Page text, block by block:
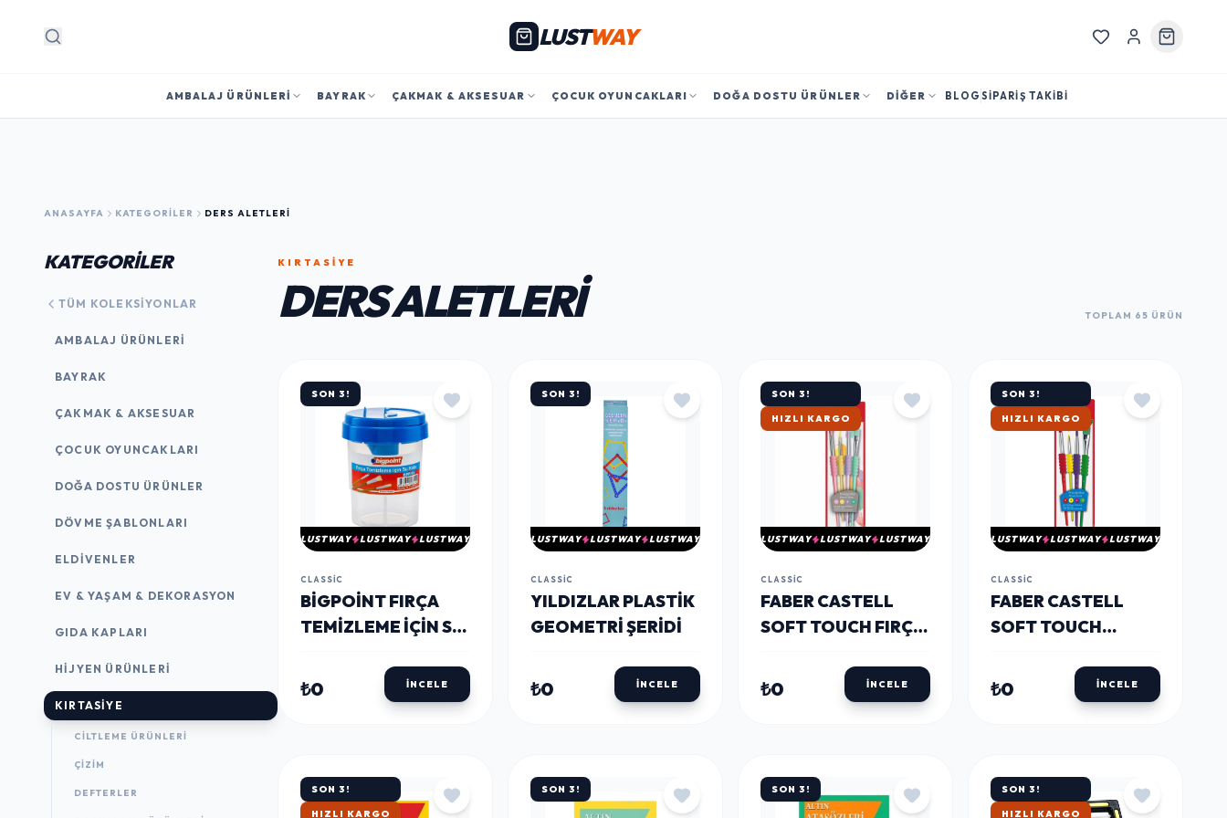
Arama LUSTWAY
AMBALAJ ÜRÜNLERI BAYRAK ÇAKMAK & AKSESUAR ÇOCUK OYUNCAKLARI DOĞA DOSTU ÜRÜNLER DİĞER BLOG SİPARİŞ TAKİBİ
ANASAYFA KATEGORILER DERS ALETLERI
KATEGORİLER
TÜM KOLEKSIYONLAR
AMBALAJ ÜRÜNLERI
BAYRAK
ÇAKMAK & AKSESUAR
ÇOCUK OYUNCAKLARI
DOĞA DOSTU ÜRÜNLER
DÖVME ŞABLONLARI
ELDIVENLER
EV & YAŞAM & DEKORASYON
GIDA KAPLARI
HIJYEN ÜRÜNLERI
KIRTASİYE
CILTLEME ÜRÜNLERI
ÇİZİM
DEFTERLER
KIRTASİYE
DERS ALETLERI TOPLAM 65 ÜRÜN
SON 3!
LUSTWAY LUSTWAY LUSTWAY
CLASSIC
BIGPOINT FIRÇA
TEMIZLEME İÇIN SU
₺0 İNCELE
SON 3!
LUSTWAY LUSTWAY LUSTWAY
CLASSIC
YILDIZLAR PLASTIK
GEOMETRI ŞERIDI
₺0 İNCELE
SON 3!
HIZLI KARGO
LUSTWAY LUSTWAY LUSTWAY
CLASSIC
FABER CASTELL
SOFT TOUCH FIRÇA
RENKLER
₺0 İNCELE
SON 3!
HIZLI KARGO
LUSTWAY LUSTWAY LUSTWAY
CLASSIC
FABER CASTELL
SOFT TOUCH
4'LÜ
₺0 İNCELE
SON 3!
HIZLI KARGO
SON 3! SON 3! SON 3!
HIZLI KARGO